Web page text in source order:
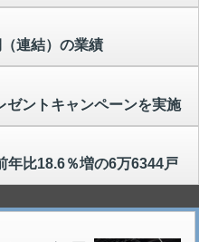
連結）の業績
ントキャンペーンを実施
比18.6％増の6万6344戸